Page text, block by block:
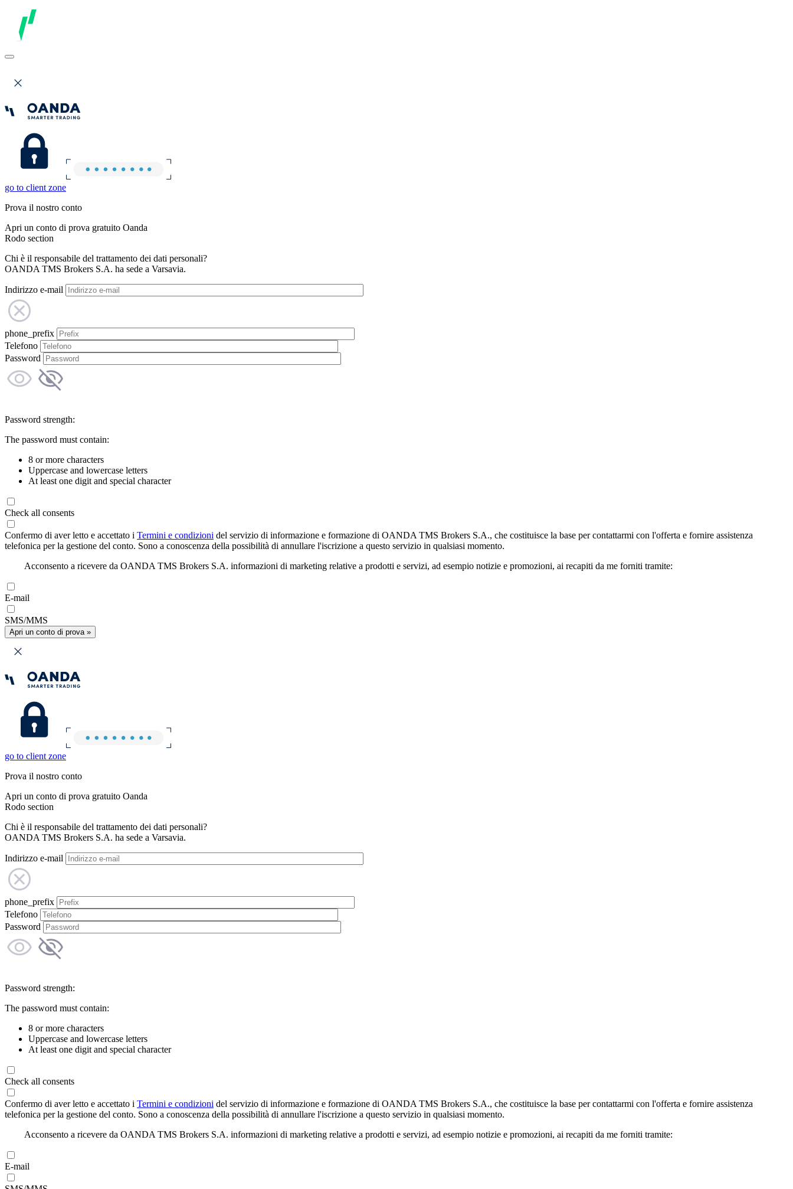
go to client zone
Prova il nostro conto
Apri un conto di prova gratuito Oanda
Rodo section
Chi è il responsabile del trattamento dei dati personali?
OANDA TMS Brokers S.A. ha sede a Varsavia.
Indirizzo e-mail
phone_prefix
Telefono
Password
Password strength:
The password must contain:
8 or more characters
Uppercase and lowercase letters
At least one digit and special character
Check all consents
Confermo di aver letto e accettato i Termini e condizioni del servizio di informazione e formazione di OANDA TMS Brokers S.A., che costituisce la base per contattarmi con l'offerta e fornire assistenza
telefonica per la gestione del conto. Sono a conoscenza della possibilità di annullare l'iscrizione a questo servizio in qualsiasi momento.
Acconsento a ricevere da OANDA TMS Brokers S.A. informazioni di marketing relative a prodotti e servizi, ad esempio notizie e promozioni, ai recapiti da me forniti tramite:
E-mail
SMS/MMS
Apri un conto di prova »
go to client zone
Prova il nostro conto
Apri un conto di prova gratuito Oanda
Rodo section
Chi è il responsabile del trattamento dei dati personali?
OANDA TMS Brokers S.A. ha sede a Varsavia.
Indirizzo e-mail
phone_prefix
Telefono
Password
Password strength:
The password must contain:
8 or more characters
Uppercase and lowercase letters
At least one digit and special character
Check all consents
Confermo di aver letto e accettato i Termini e condizioni del servizio di informazione e formazione di OANDA TMS Brokers S.A., che costituisce la base per contattarmi con l'offerta e fornire assistenza
telefonica per la gestione del conto. Sono a conoscenza della possibilità di annullare l'iscrizione a questo servizio in qualsiasi momento.
Acconsento a ricevere da OANDA TMS Brokers S.A. informazioni di marketing relative a prodotti e servizi, ad esempio notizie e promozioni, ai recapiti da me forniti tramite:
E-mail